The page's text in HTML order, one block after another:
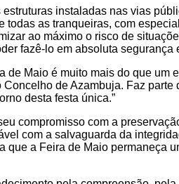
instaladas nas vias
as tranqueiras, com
ao máximo o risco de
fazê-lo em absoluta segurança
de Maio é muito mais do que
de Azambuja. Faz
desta festa única.”
compromisso com a
com a salvaguarda da
que a Feira de Maio permaneça